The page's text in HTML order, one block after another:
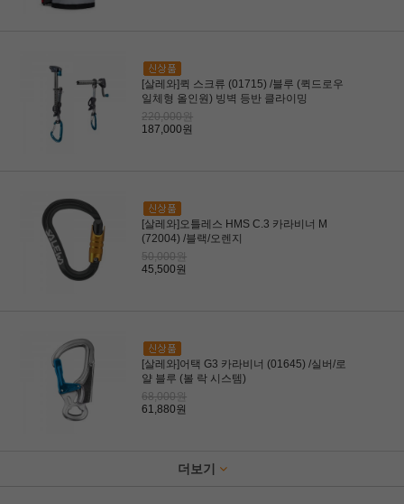
[살레와]퀵 스크류 (01715) /블루 (퀵드로우
일체형 올인원) 빙벽 등반 클라이밍
220,000원
187,000원
[살레와]오틀레스 HMS C.3 카라비너 M
(72004) /블랙/오렌지
50,000원
45,500원
[살레와]어택 G3 카라비너 (01645) /실버/로
얄 블루 (볼 락 시스템)
68,000원
61,880원
더보기